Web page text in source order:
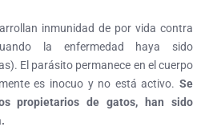
inmunidad de por vida contra
la enfermedad haya sido
El parásito permanece en el cuerpo
es inocuo y no está activo. Se
propietarios de gatos, han sido